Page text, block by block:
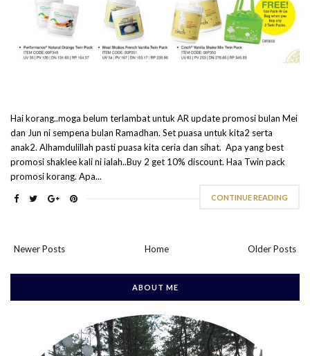
Hai korang..moga belum terlambat untuk AR update promosi bulan Mei
dan Jun ni sempena bulan Ramadhan. Set puasa untuk kita2 serta
anak2. Alhamdulillah pasti puasa kita ceria dan sihat. Apa yang best
promosi shaklee kali ni ialah..Buy 2 get 10% discount. Haa Twin pack
promosi korang. Apa...
CONTINUE READING
Newer Posts Older Posts
Home
ABOUT ME